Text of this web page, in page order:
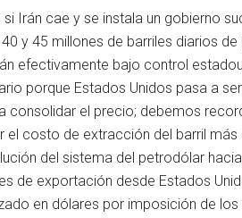
Irán cae y se instala un gobierno
y 45 millones de barriles diarios
efectivamente bajo control
porque Estados Unidos pasa a
consolidar el precio; debemos
el costo de extracción del barril
del sistema del petrodólar
de exportación desde Estados
en dólares por imposición de